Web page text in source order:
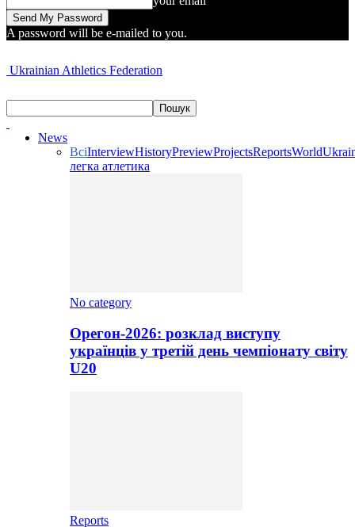
A password will be e-mailed to you.
Ukrainian Athletics Federation
News
ВсіInterviewHistoryPreviewProjectsReportsWorld
легка атлетика
No category
Орегон-2026: розклад виступу
українців у третій день чемпіонату світу
U20
Reports